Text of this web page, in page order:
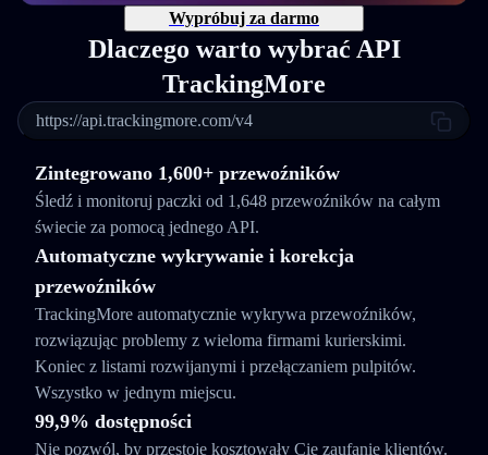
Wypróbuj za darmo
Dlaczego warto wybrać API
TrackingMore
https://api.trackingmore.com/v4
Zintegrowano 1,600+ przewoźników
Śledź i monitoruj paczki od 1,648 przewoźników na całym
świecie za pomocą jednego API.
Automatyczne wykrywanie i korekcja
przewoźników
TrackingMore automatycznie wykrywa przewoźników,
rozwiązując problemy z wieloma firmami kurierskimi.
Koniec z listami rozwijanymi i przełączaniem pulpitów.
Wszystko w jednym miejscu.
99,9% dostępności
Nie pozwól, by przestoje kosztowały Cię zaufanie klientów.